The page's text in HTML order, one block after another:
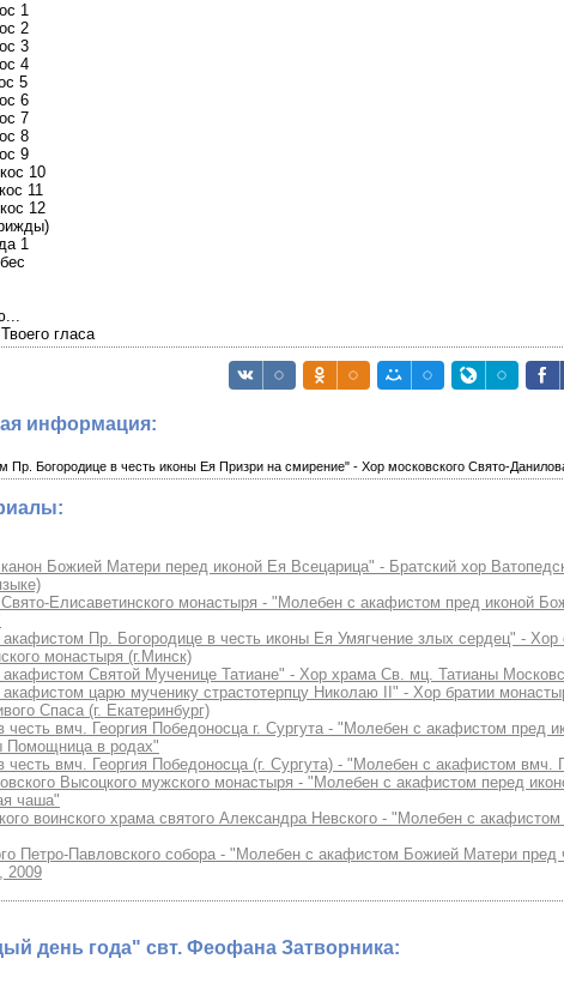
1
2
3
4
5
6
7
8
9
10
11
12
1
гласа
информация:
Пр. Богородице в честь иконы Ея Призри на смирение" - Хор московского Свято-
Божией Матери перед иконой Ея Всецарица" - Братский хор
Елисаветинского монастыря - "Молебен с акафистом пред иконой
Пр. Богородице в честь иконы Ея Умягчение злых сердец" - Хор
монастыря (г.Минск)
Святой Мученице Татиане" - Хор храма Св. мц. Татианы
царю мученику страстотерпцу Николаю II" - Хор братии
Спаса (г. Екатеринбург)
честь вмч. Георгия Победоносца г. Сургута - "Молебен с акафистом пред
Помощница в родах"
честь вмч. Георгия Победоносца (г. Сургута) - "Молебен с акафистом вмч.
Высоцкого мужского монастыря - "Молебен с акафистом перед
чаша"
воинского храма святого Александра Невского - "Молебен с
Петро-Павловского собора - "Молебен с акафистом Божией Матери пред
2009
день года" свт. Феофана Затворника: